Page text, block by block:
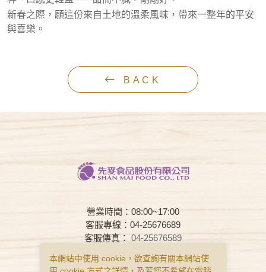
新春之際，願這份來自土地的溫柔風味，帶來一整年的平安
與喜樂。
BACK
營業時間：08:00~17:00
客服專線：04-25676689
客服傳真： 04-25676589
本網站中使用 cookie，欲查詢有關本網站使